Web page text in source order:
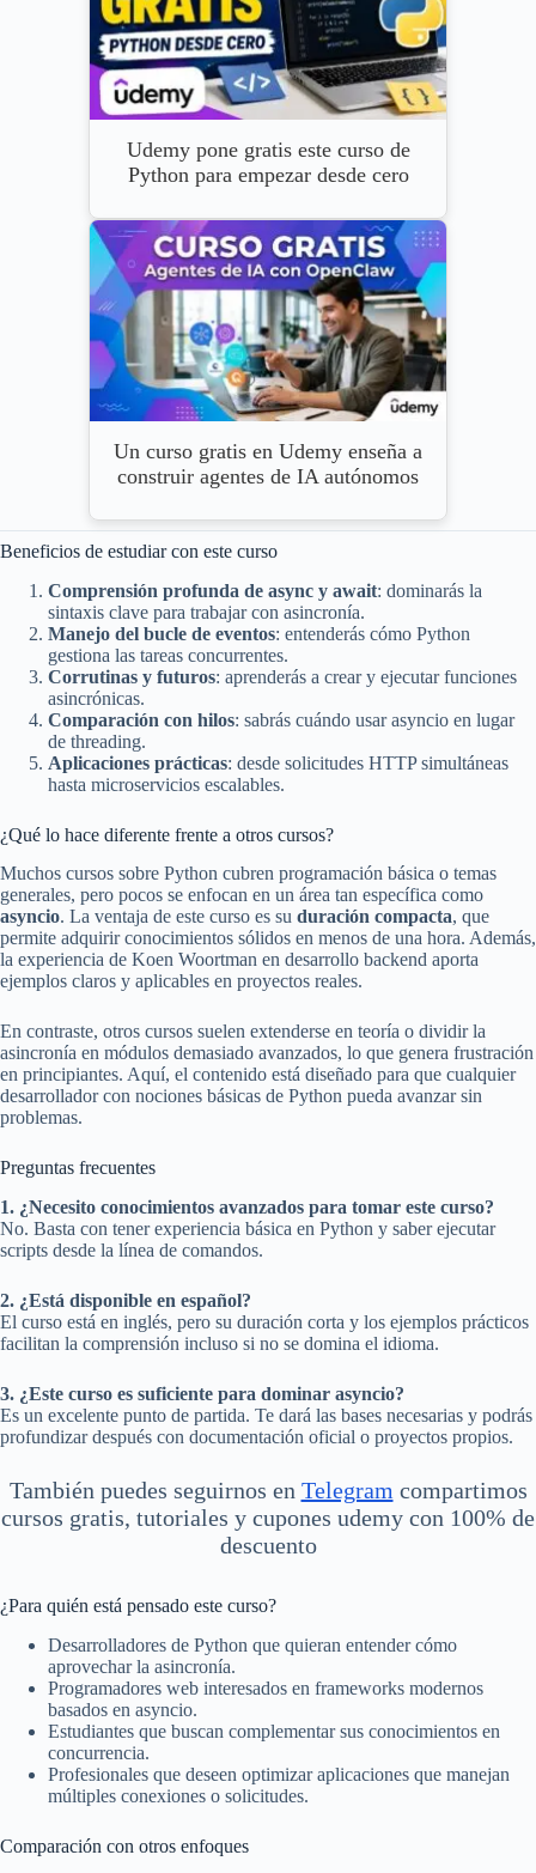
Udemy pone gratis este curso de
Python para empezar desde cero
Un curso gratis en Udemy enseña a
construir agentes de IA autónomos
Beneficios de estudiar con este curso
Comprensión profunda de async y await: dominarás la
sintaxis clave para trabajar con asincronía.
Manejo del bucle de eventos: entenderás cómo Python
gestiona las tareas concurrentes.
Corrutinas y futuros: aprenderás a crear y ejecutar funciones
asincrónicas.
Comparación con hilos: sabrás cuándo usar asyncio en lugar
de threading.
Aplicaciones prácticas: desde solicitudes HTTP simultáneas
hasta microservicios escalables.
¿Qué lo hace diferente frente a otros cursos?
Muchos cursos sobre Python cubren programación básica o temas
generales, pero pocos se enfocan en un área tan específica como
asyncio. La ventaja de este curso es su duración compacta, que
permite adquirir conocimientos sólidos en menos de una hora. Además,
la experiencia de Koen Woortman en desarrollo backend aporta
ejemplos claros y aplicables en proyectos reales.
En contraste, otros cursos suelen extenderse en teoría o dividir la
asincronía en módulos demasiado avanzados, lo que genera frustración
en principiantes. Aquí, el contenido está diseñado para que cualquier
desarrollador con nociones básicas de Python pueda avanzar sin
problemas.
Preguntas frecuentes
1. ¿Necesito conocimientos avanzados para tomar este curso?
No. Basta con tener experiencia básica en Python y saber ejecutar
scripts desde la línea de comandos.
2. ¿Está disponible en español?
El curso está en inglés, pero su duración corta y los ejemplos prácticos
facilitan la comprensión incluso si no se domina el idioma.
3. ¿Este curso es suficiente para dominar asyncio?
Es un excelente punto de partida. Te dará las bases necesarias y podrás
profundizar después con documentación oficial o proyectos propios.
También puedes seguirnos en Telegram compartimos
cursos gratis, tutoriales y cupones udemy con 100% de
descuento
¿Para quién está pensado este curso?
Desarrolladores de Python que quieran entender cómo
aprovechar la asincronía.
Programadores web interesados en frameworks modernos
basados en asyncio.
Estudiantes que buscan complementar sus conocimientos en
concurrencia.
Profesionales que deseen optimizar aplicaciones que manejan
múltiples conexiones o solicitudes.
Comparación con otros enfoques